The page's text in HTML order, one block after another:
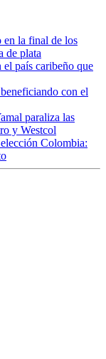
en la final de los
de plata
el país caribeño que
con el
paraliza las
y Westcol
Colombia: